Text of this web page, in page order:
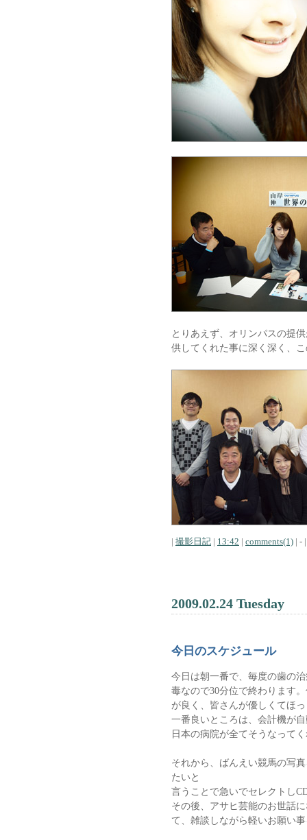
とりあえず、オリンパスの提
供してくれた事に深く深く、
| 撮影日記 | 13:42 | comments(1) | - |
2009.02.24 Tuesday
今日のスケジュール
今日は朝一番で、毎度の歯の
毒なので30分位で終わります
が良く、皆さんが優しくてほ
一番良いところは、会計機が
日本の病院が全てそうなって
それから、ばんえい競馬の写
たいと
言うことで急いでセレクトし
その後、アサヒ芸能のお世話
て、雑談しながら軽いお願い